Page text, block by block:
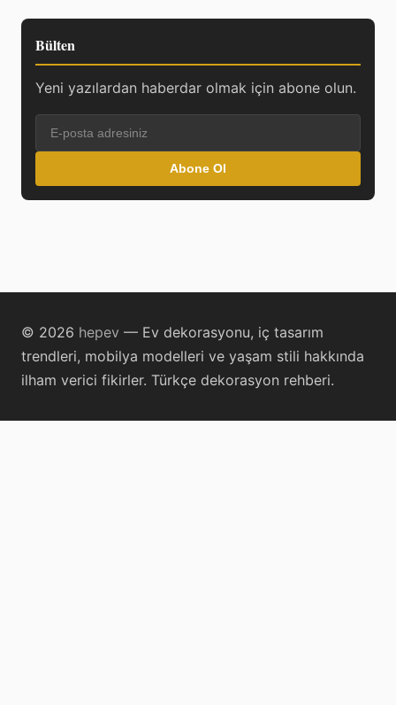
Bülten
Yeni yazılardan haberdar olmak için abone olun.
Abone Ol
© 2026 hepev — Ev dekorasyonu, iç tasarım
trendleri, mobilya modelleri ve yaşam stili hakkında
ilham verici fikirler. Türkçe dekorasyon rehberi.